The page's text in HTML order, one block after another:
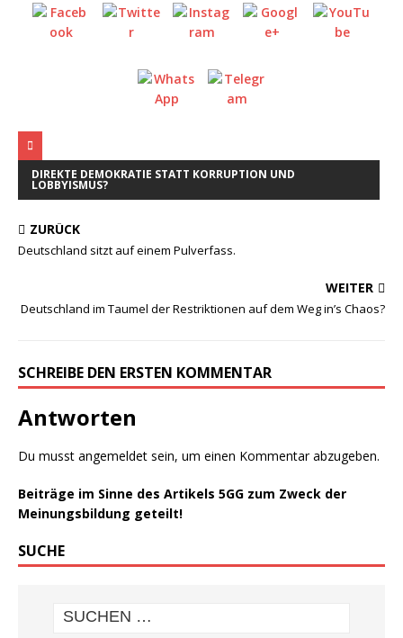
DIREKTE DEMOKRATIE STATT KORRUPTION UND
LOBBYISMUS?
ZURÜCK
Deutschland sitzt auf einem Pulverfass.
WEITER
Deutschland im Taumel der Restriktionen auf dem Weg in’s Chaos?
SCHREIBE DEN ERSTEN KOMMENTAR
Antworten
Du musst angemeldet sein, um einen Kommentar abzugeben.
Beiträge im Sinne des Artikels 5GG zum Zweck der
Meinungsbildung geteilt!
SUCHE